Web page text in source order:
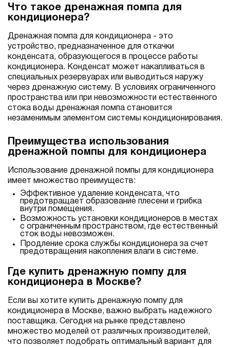
Что такое дренажная помпа для
кондиционера?
Дренажная помпа для кондиционера - это
устройство, предназначенное для откачки
конденсата, образующегося в процессе работы
кондиционера. Конденсат может накапливаться в
специальных резервуарах или выводиться наружу
через дренажную систему. В условиях ограниченного
пространства или при невозможности естественного
стока воды дренажная помпа становится
незаменимым элементом системы кондиционирования.
Преимущества использования
дренажной помпы для кондиционера
Использование дренажной помпы для кондиционера
имеет множество преимуществ:
Эффективное удаление конденсата, что
предотвращает образование плесени и грибка
внутри помещения.
Возможность установки кондиционеров в местах
с ограниченным пространством, где естественный
сток воды невозможен.
Продление срока службы кондиционера за счет
предотвращения накопления влаги в системе.
Где купить дренажную помпу для
кондиционера в Москве?
Если вы хотите купить дренажную помпу для
кондиционера в Москве, важно выбрать надежного
поставщика. Сегодня на рынке представлено
множество моделей от различных производителей,
что позволяет подобрать оптимальный вариант для